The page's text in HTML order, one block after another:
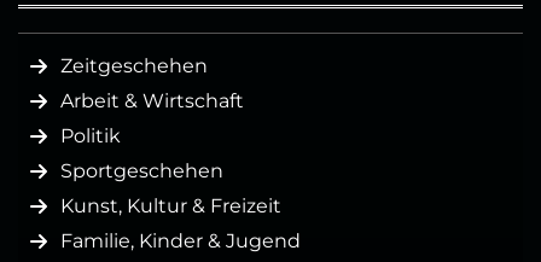
Zeitgeschehen
Arbeit & Wirtschaft
Politik
Sportgeschehen
Kunst, Kultur & Freizeit
Familie, Kinder & Jugend